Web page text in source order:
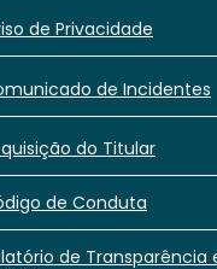
de Privacidade
de Incidentes
do Titular
de Conduta
de Transparência